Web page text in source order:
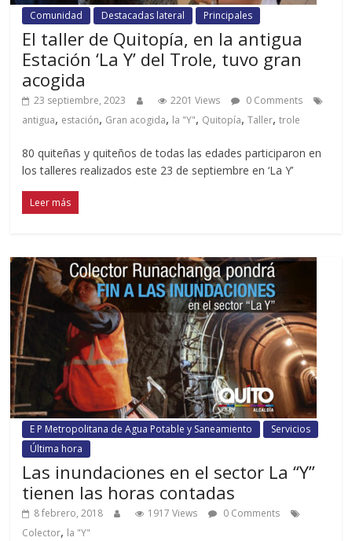
Comunidad Destacadas lateral Principales
El taller de Quitopía, en la antigua
Estación ‘La Y’ del Trole, tuvo gran
acogida
23 septiembre, 2023 2201 Views
0 Comments
antigua, estación, Gran acogida, la "Y", Quitopía,Taller,trole
80 quiteñas y quiteños de todas las edades participaron en
los talleres realizados este 23 de septiembre en ‘La Y’
Leer más
E P Metropolitana de Agua Potable y Saneamiento
Servicios
Última hora
Las inundaciones en el sector La “Y”
tienen las horas contadas
8 febrero, 2018 1917 Views
0 Comments
Colector, la "Y"